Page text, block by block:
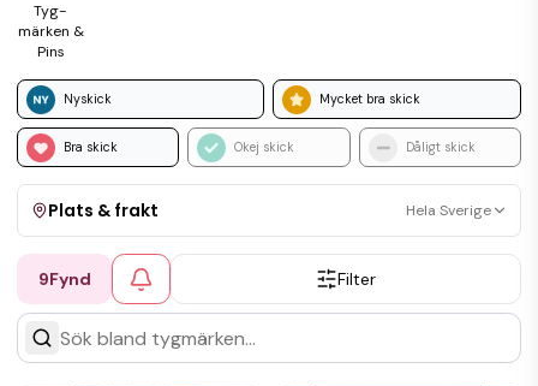
Tyg­
märken &
Pins
Nyskick Mycket bra skick
Bra skick Okej skick Dåligt skick
Plats & frakt Hela Sverige
Visa allt Kan skickas Upphämtning
9Fynd Filter